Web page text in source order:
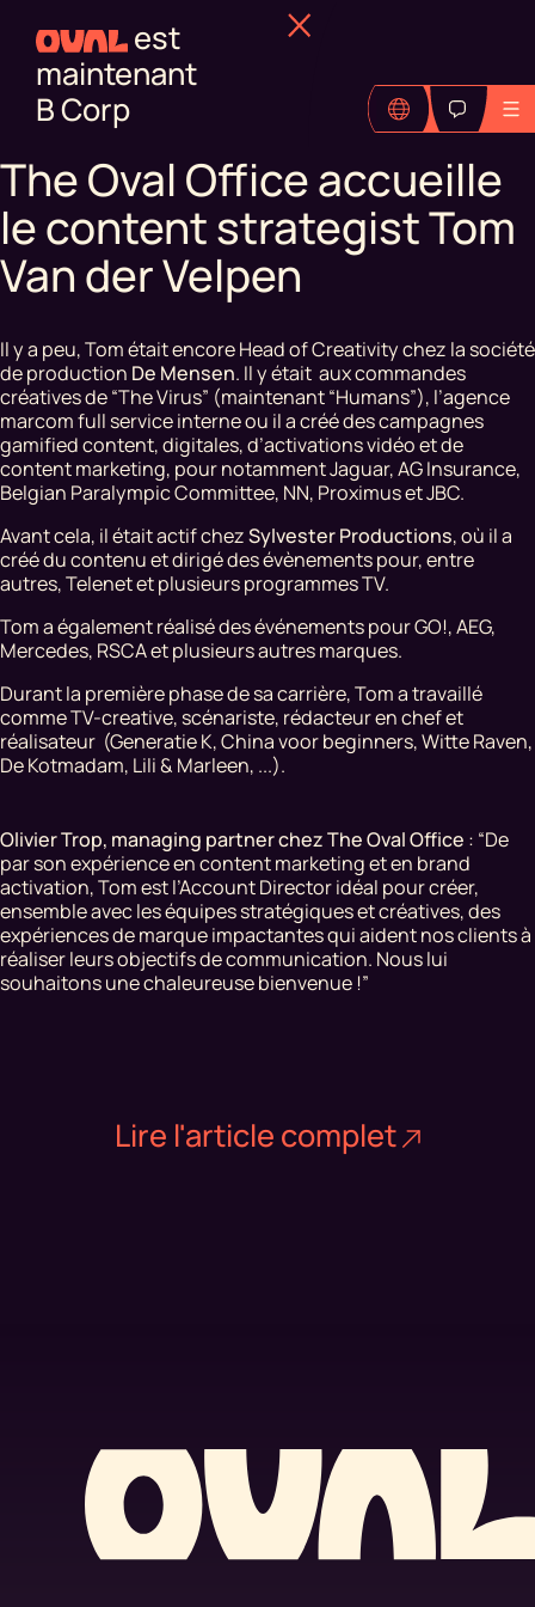
est
maintenant
B Corp
The Oval Office accueille
le content strategist Tom
Van der Velpen
Il y a peu, Tom était encore Head of Creativity chez la société
de production De Mensen. Il y était aux commandes
créatives de “The Virus” (maintenant “Humans”), l’agence
marcom full service interne ou il a créé des campagnes
gamified content, digitales, d’activations vidéo et de
content marketing, pour notamment Jaguar, AG Insurance,
Belgian Paralympic Committee, NN, Proximus et JBC.
Avant cela, il était actif chezSylvester Productions, où il a
créé du contenu et dirigé des évènements pour, entre
autres, Telenet et plusieurs programmes TV.
Tom a également réalisé des événements pour GO!, AEG,
Mercedes, RSCA et plusieurs autres marques.
Durant la première phase de sa carrière, Tom a travaillé
comme TV-creative, scénariste, rédacteur en chef et
réalisateur (Generatie K, China voor beginners, Witte Raven,
De Kotmadam, Lili & Marleen, ...).
Olivier Trop, managing partner chez The Oval Office : “De
par son expérience en content marketing et en brand
activation, Tom est l’Account Director idéal pour créer,
ensemble avec les équipes stratégiques et créatives, des
expériences de marque impactantes qui aident nos clients à
réaliser leurs objectifs de communication. Nous lui
souhaitons une chaleureuse bienvenue !”
Lire l'article complet